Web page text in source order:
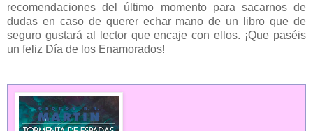
recomendaciones del último momento para sacarnos de
dudas en caso de querer echar mano de un libro que de
seguro gustará al lector que encaje con ellos. ¡Que paséis
un feliz Día de los Enamorados!